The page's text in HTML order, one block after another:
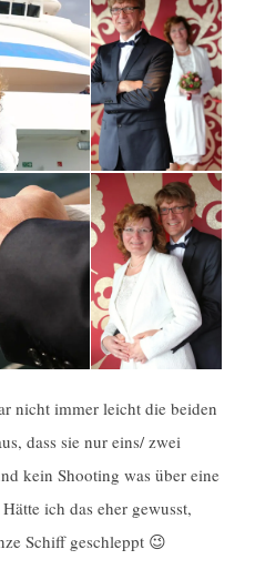
nicht immer leicht die beiden
dass sie nur eins/ zwei
kein Shooting was über eine
ich das eher gewusst,
Schiff geschleppt 😉